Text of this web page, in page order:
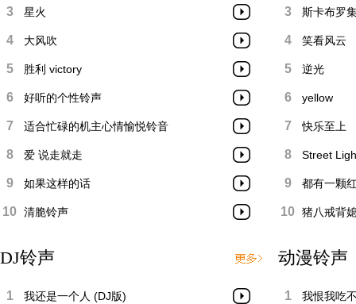
3 星火
4 大风吹
5 胜利 victory
6 好听的个性铃声
7 适合忙碌的机主心情愉悦铃音
8 爱 说走就走
9 如果这样的话
10 清脆铃声
DJ铃声
1 我还是一个人 (DJ版)
3 斯卡布罗
4 笑看风云
5 逆光
6 yellow
7 快乐至上
8 Street
9 都有一颗
10 猪八戒背
动漫铃声
1 我恨我吃